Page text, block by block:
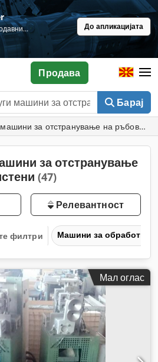
Бесплатно во продавница До апликацијата
Барај
Продава
за отстранување на ръбови
за отстранување
(47)
Релевантност
филтри Машини за обработка
Мал оглас